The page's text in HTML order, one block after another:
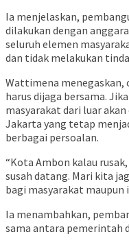
Ia menjelaskan,
dilakukan dengan
seluruh elemen
dan tidak melakukan
Wattimena menegaskan,
harus dijaga bersama.
masyarakat dari luar
Jakarta yang tetap
berbagai persoalan.
“Kota Ambon kalau
susah datang. Mari kita
bagi masyarakat maupun
Ia menambahkan,
sama antara pemerintah